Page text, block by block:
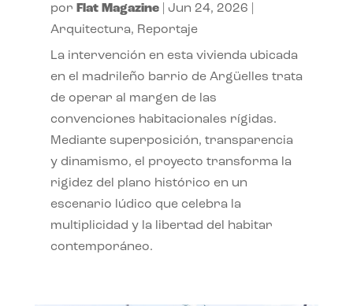
por Flat Magazine| Jun 24, 2026
Arquitectura, Reportaje
La intervención en esta vivienda ubicada
en el madrileño barrio de Argüelles trata
de operar al margen de las
convenciones habitacionales rígidas.
Mediante superposición, transparencia
y dinamismo, el proyecto transforma la
rigidez del plano histórico en un
escenario lúdico que celebra la
multiplicidad y la libertad del habitar
contemporáneo.